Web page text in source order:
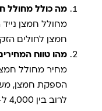
מה כולל מחולל
מחולל חמצן
חמצן לחולים
מהו טווח
מחיר מחולל
הספקת חמצן,
לרוב בין 4,000 ל-10,000 ש"ח.